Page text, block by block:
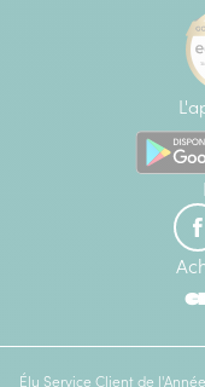
Élu Service Client de